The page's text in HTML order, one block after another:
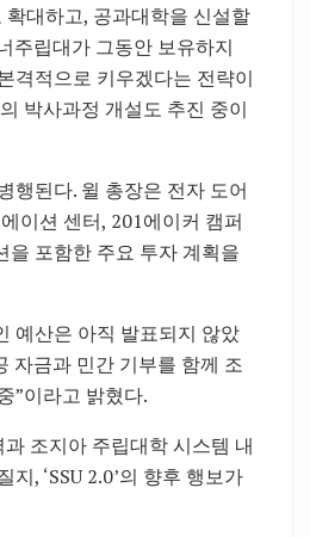
대하고, 공과대학을 신설할
주립대가 그동안 보유하지
격적으로 키우겠다는 전략이
박사과정 개설도 추진 중이
행된다. 윌 총장은 전자 도어
이션 센터, 201에이커 캠퍼
을 포함한 주요 투자 계획을
예산은 아직 발표되지 않았
자금과 민간 기부를 함께 조
”이라고 밝혔다.
조지아 주립대학 시스템 내
지, ‘SSU 2.0’의 향후 행보가